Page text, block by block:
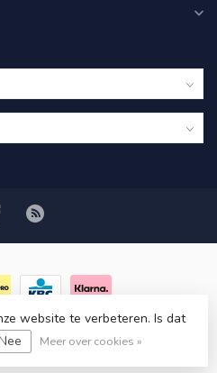
- Powered byLightspeed-
Dyvelopment
website te verbeteren. Is dat
Meer over cookies »